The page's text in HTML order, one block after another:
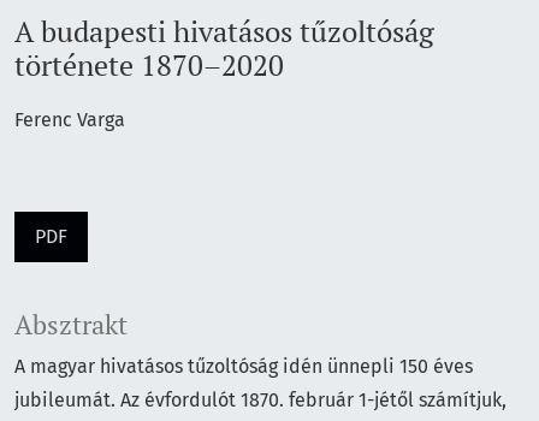
A budapesti hivatásos tűzoltóság
története 1870–2020
Ferenc Varga
PDF
Absztrakt
A magyar hivatásos tűzoltóság idén ünnepli 150 éves
jubileumát. Az évfordulót 1870. február 1-jétől számítjuk,